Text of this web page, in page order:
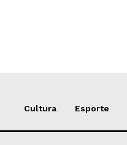
Cultura Esporte